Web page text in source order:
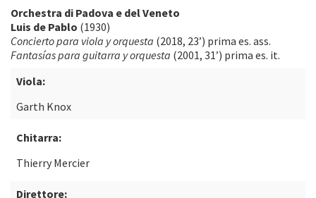
Orchestra di Padova e del Veneto
Luis de Pablo (1930)
Concierto para viola y orquesta (2018, 23’) prima es. ass.
Fantasías para guitarra y orquesta (2001, 31’) prima es. it.
Viola:
Garth Knox
Chitarra:
Thierry Mercier
Direttore: